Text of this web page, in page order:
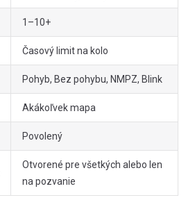
1–10+
Časový limit na kolo
Pohyb, Bez pohybu, NMPZ, Blink
Akákoľvek mapa
Povolený
Otvorené pre všetkých alebo len
na pozvanie